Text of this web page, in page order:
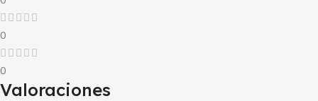
0
0
Valoraciones